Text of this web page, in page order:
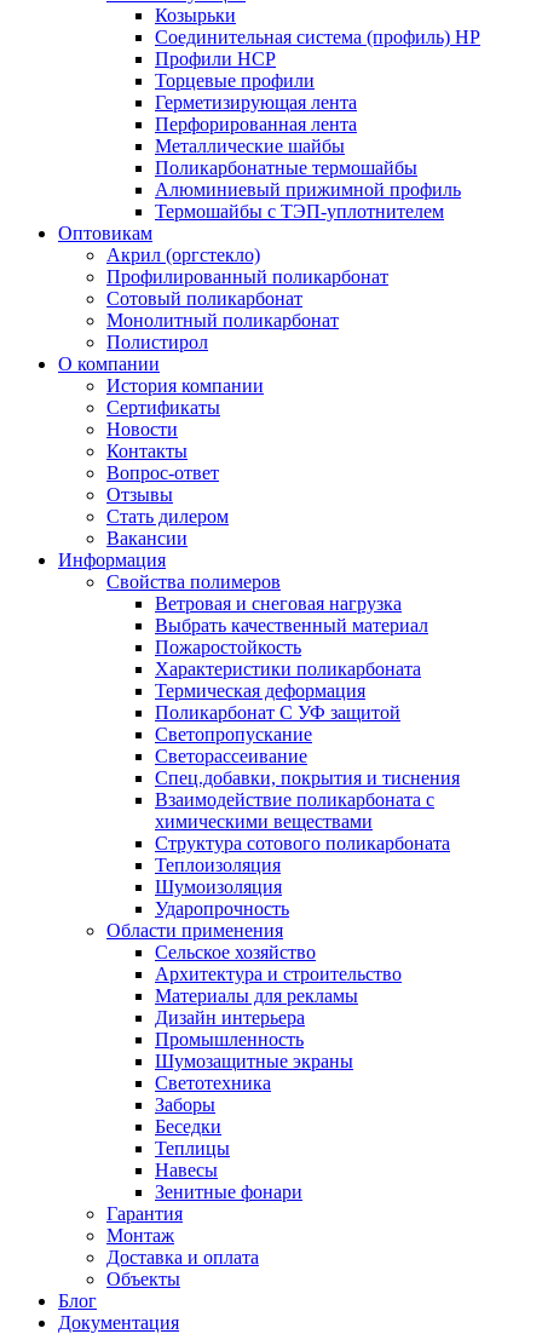
Козырьки
Соединительная система (профиль) HP
Профили HCP
Торцевые профили
Герметизирующая лента
Перфорированная лента
Металлические шайбы
Поликарбонатные термошайбы
Алюминиевый прижимной профиль
Термошайбы с ТЭП-уплотнителем
Оптовикам
Акрил (оргстекло)
Профилированный поликарбонат
Сотовый поликарбонат
Монолитный поликарбонат
Полистирол
О компании
История компании
Сертификаты
Новости
Контакты
Вопрос-ответ
Отзывы
Стать дилером
Вакансии
Информация
Свойства полимеров
Ветровая и снеговая нагрузка
Выбрать качественный материал
Пожаростойкость
Характеристики поликарбоната
Термическая деформация
Поликарбонат С УФ защитой
Светопропускание
Светорассеивание
Спец.добавки, покрытия и тиснения
Взаимодействие поликарбоната с
химическими веществами
Структура сотового поликарбоната
Теплоизоляция
Шумоизоляция
Ударопрочность
Области применения
Сельское хозяйство
Архитектура и строительство
Материалы для рекламы
Дизайн интерьера
Промышленность
Шумозащитные экраны
Светотехника
Заборы
Беседки
Теплицы
Навесы
Зенитные фонари
Гарантия
Монтаж
Доставка и оплата
Объекты
Блог
Документация